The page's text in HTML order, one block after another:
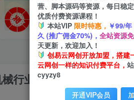
VIP推广
70%分佣
会员专属推广链接
行业借助短视频实现千万
营、脚本源码等资源，每日稳
优质付费资源课程！
本站VIP 限时特惠， ￥99/
久 (推广佣金70%)， 全站资源
天更新，欢迎加入！
创易云网创开放加盟，搭建
云网创一样的知识付费平台，
cyyzy8
开通VIP会员